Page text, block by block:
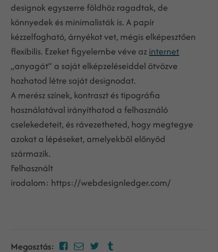
designok egyszerre földhöz ragadtak, de
könnyedek és minimalisták is. A papír
kézzelfogható, árnyékot vet, mégis elképesztően
flexibilis. Ezeket figyelembe véve azinternet
„anyagát” a saját elképzeléseiddel ötvözve
hozhatod létre saját designodat.
A merész színek, kontraszt és tipográfia
használatával irányíthatod a felhasználó
cselekedeteit, és rávezetheted, hogy megtegye
azokat a lépéseket, amelyekből előnyöd
származik.
Felhasznált
irodalom: https://webdesignledger.com/
Megosztás: